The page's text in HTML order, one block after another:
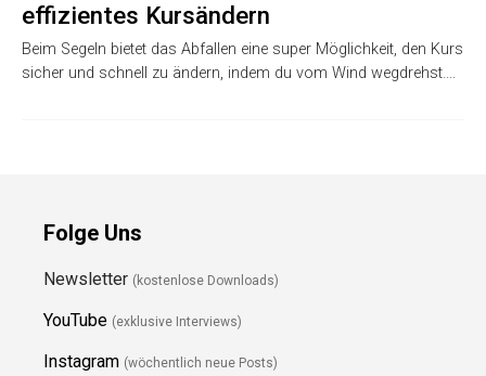
effizientes Kursändern
Beim Segeln bietet das Abfallen eine super Möglichkeit, den Kurs
sicher und schnell zu ändern, indem du vom Wind wegdrehst….
Folge Uns
Newsletter (kostenlose Downloads)
YouTube (exklusive Interviews)
Instagram (wöchentlich neue Posts)